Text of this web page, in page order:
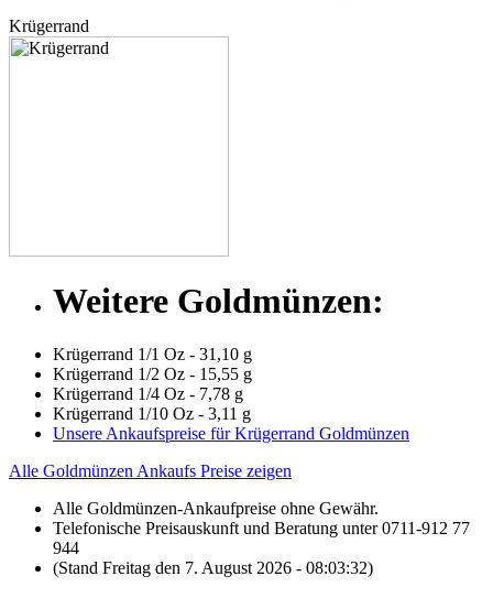
Krügerrand
Weitere Goldmünzen:
Krügerrand 1/1 Oz - 31,10 g
Krügerrand 1/2 Oz - 15,55 g
Krügerrand 1/4 Oz - 7,78 g
Krügerrand 1/10 Oz - 3,11 g
Unsere Ankaufspreise für Krügerrand Goldmünzen
Alle Goldmünzen Ankaufs Preise zeigen
Alle Goldmünzen-Ankaufpreise ohne Gewähr.
Telefonische Preisauskunft und Beratung unter 0711-912 77
944
(Stand Freitag den 7. August 2026 - 08:03:32)